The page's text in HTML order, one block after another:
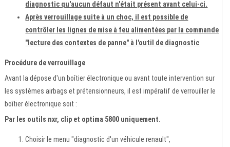
diagnostic qu'aucun défaut n'était présent avant celui-ci.
Après verrouillage suite à un choc, il est possible de
contrôler les lignes de mise à feu alimentées par la commande
"lecture des contextes de panne" à l'outil de diagnostic
Procédure de verrouillage
Avant la dépose d'un boîtier électronique ou avant toute intervention sur
les systèmes airbags et prétensionneurs, il est impératif de verrouiller le
boîtier électronique soit :
Par les outils nxr, clip et optima 5800 uniquement.
Choisir le menu "diagnostic d'un véhicule renault",